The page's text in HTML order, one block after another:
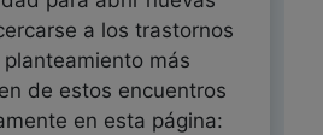
a los trastornos
más
de estos encuentros
en esta página: